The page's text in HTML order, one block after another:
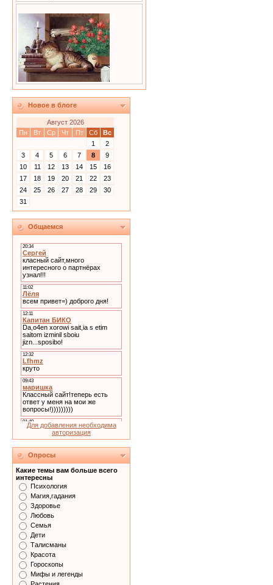
Новое в блоге
Август 2026
Пн
Вт Ср Чт Пт Сб
Вс
1
2
3
4 5 6 7 8
9
10
11 12 13 14 15
16
17
18 19 20 21 22
23
24
25 26 27 28 29
30
31
Общаемся
Для добавления необходима
авторизация
Опросы
Какие темы вам больше всего
интересны
Психология
Магия,гадания
Здоровье
Любовь
Семья
Дети
Талисманы
Красота
Гороскопы
Мифы и легенды